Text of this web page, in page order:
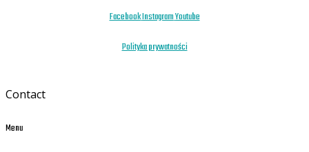
FacebookInstagramYoutube
Polityka prywatności
Contact
Menu